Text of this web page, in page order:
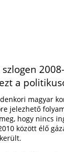
a
jelezhető
hogy nincs
között élő